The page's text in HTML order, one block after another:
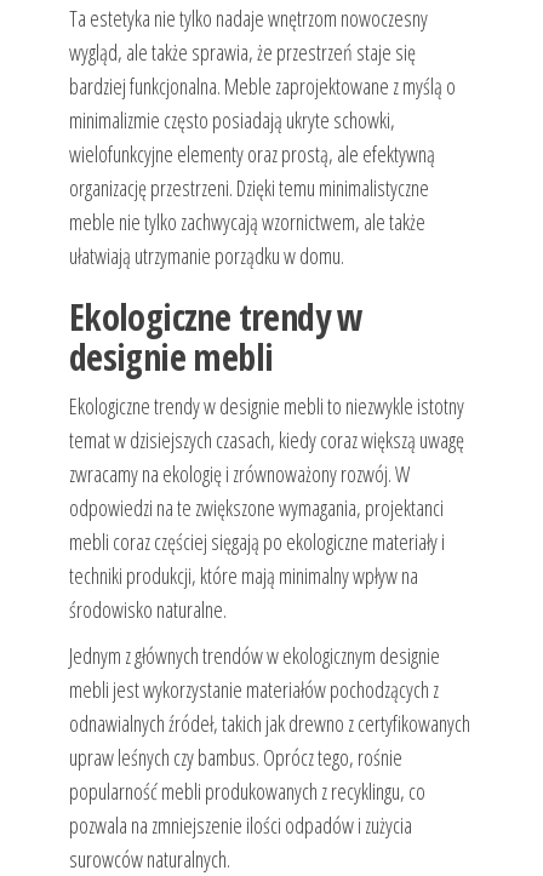
Ta estetyka nie tylko nadaje wnętrzom nowoczesny
wygląd, ale także sprawia, że przestrzeń staje się
bardziej funkcjonalna. Meble zaprojektowane z myślą o
minimalizmie często posiadają ukryte schowki,
wielofunkcyjne elementy oraz prostą, ale efektywną
organizację przestrzeni. Dzięki temu minimalistyczne
meble nie tylko zachwycają wzornictwem, ale także
ułatwiają utrzymanie porządku w domu.
Ekologiczne trendy w
designie mebli
Ekologiczne trendy w designie mebli to niezwykle istotny
temat w dzisiejszych czasach, kiedy coraz większą uwagę
zwracamy na ekologię i zrównoważony rozwój. W
odpowiedzi na te zwiększone wymagania, projektanci
mebli coraz częściej sięgają po ekologiczne materiały i
techniki produkcji, które mają minimalny wpływ na
środowisko naturalne.
Jednym z głównych trendów w ekologicznym designie
mebli jest wykorzystanie materiałów pochodzących z
odnawialnych źródeł, takich jak drewno z certyfikowanych
upraw leśnych czy bambus. Oprócz tego, rośnie
popularność mebli produkowanych z recyklingu, co
pozwala na zmniejszenie ilości odpadów i zużycia
surowców naturalnych.